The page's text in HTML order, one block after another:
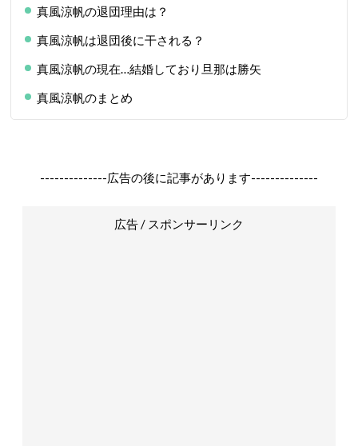
真風涼帆の退団理由は？
真風涼帆は退団後に干される？
真風涼帆の現在…結婚しており旦那は勝矢
真風涼帆のまとめ
--------------広告の後に記事があります--------------
広告 / スポンサーリンク